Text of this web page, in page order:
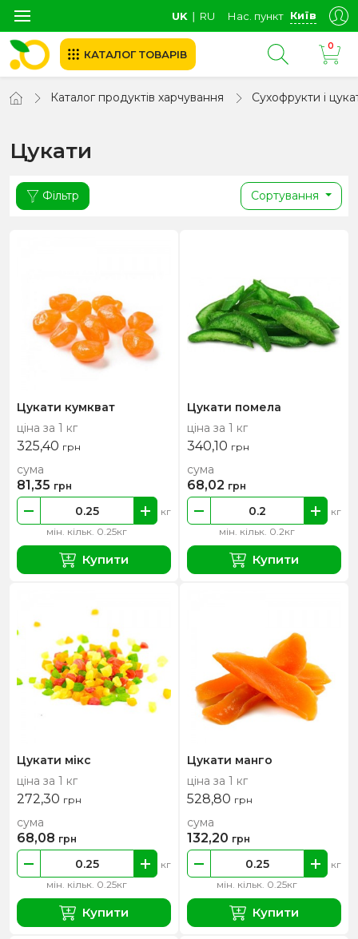
UK ∣ RU Нас. пункт Київ
КАТАЛОГ ТОВАРІВ
0
Каталог продуктів харчування Сухофрукти і
Цукати
Фільтр Сортування
Цукати кумкват
ціна за 1 кг
325,40 грн
мін. кільк. 0.25кг
кг
сума
81,35 грн
Купити
Цукати помела
ціна за 1 кг
340,10 грн
мін. кільк. 0.2кг
кг
сума
68,02 грн
Купити
Цукати мікс
ціна за 1 кг
272,30 грн
мін. кільк. 0.25кг
кг
сума
68,08 грн
Купити
Цукати манго
ціна за 1 кг
528,80 грн
мін. кільк. 0.25кг
кг
сума
132,20 грн
Купити